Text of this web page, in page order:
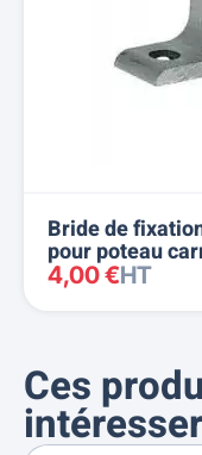
Bride de
pour poteau
4,00 €HT
Ces
intéresser